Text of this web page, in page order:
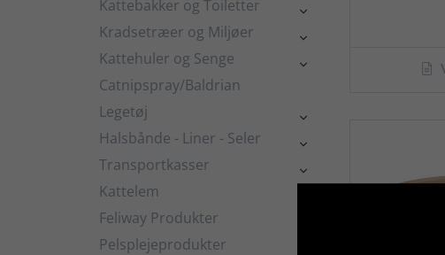
Kattebakker og Toiletter

Kradsetræer og Miljøer 
Kattehuler og Senge 
Catnipspray/Baldrian
Legetøj

Halsbånde - Liner - Seler 
Transportkasser 
Kattelem
Feliway Produkter
Pelsplejeprodukter